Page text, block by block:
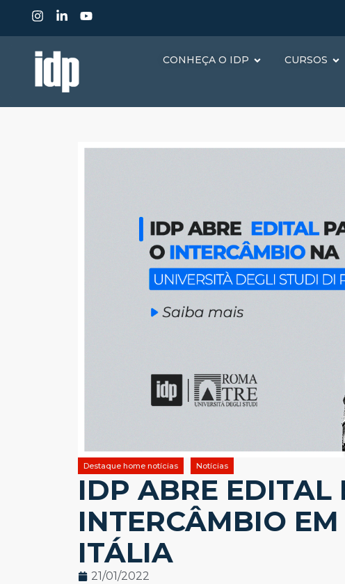
CONHEÇA O IDP CURSOS
Destaque home notícias Notícias
IDP ABRE EDITAL
INTERCÂMBIO
ITÁLIA
21/01/2022